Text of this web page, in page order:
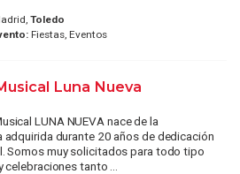
Toledo
Fiestas, Eventos
Luna Nueva
LUNA NUEVA nace de la
adquirida durante 20 años de dedicación
Somos muy solicitados para todo tipo
tanto ...